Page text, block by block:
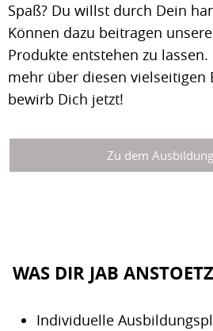
Spaß? Du willst durch Dein
Können dazu beitragen
Produkte entstehen zu
mehr über diesen vielseitigen
bewirb Dich jetzt!
Zu dem
WAS DIR JAB
Individuelle